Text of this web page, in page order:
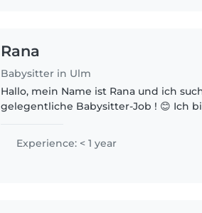
Rana
Babysitter in Ulm
Hallo, mein Name ist Rana und ich
gelegentliche Babysitter-Job ! 😊 Ich
Bastelgruppe für Kinder gemacht..
Experience: < 1 year